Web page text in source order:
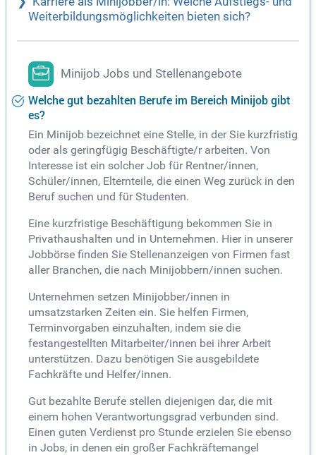
Weiterbildungsmöglichkeiten bieten sich?
Minijob Jobs und Stellenangebote
Welche gut bezahlten Berufe im Bereich Minijob gibt
es?
Ein Minijob bezeichnet eine Stelle, in der Sie kurzfristig
oder als geringfügig Beschäftigte/r arbeiten. Von
Interesse ist ein solcher Job für Rentner/innen,
Schüler/innen, Elternteile, die einen Weg zurück in den
Beruf suchen und für Studenten.
Eine kurzfristige Beschäftigung bekommen Sie in
Privathaushalten und in Unternehmen. Hier in unserer
Jobbörse finden Sie Stellenanzeigen von Firmen fast
aller Branchen, die nach Minijobbern/innen suchen.
Unternehmen setzen Minijobber/innen in
umsatzstarken Zeiten ein. Sie helfen Firmen,
Terminvorgaben einzuhalten, indem sie die
festangestellten Mitarbeiter/innen bei ihrer Arbeit
unterstützen. Dazu benötigen Sie ausgebildete
Fachkräfte und Helfer/innen.
Gut bezahlte Berufe stellen diejenigen dar, die mit
einem hohen Verantwortungsgrad verbunden sind.
Einen guten Verdienst pro Stunde erzielen Sie ebenso
in Jobs, in denen ein großer Fachkräftemangel